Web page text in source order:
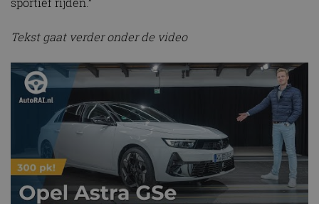
Tekst gaat verder onder de video